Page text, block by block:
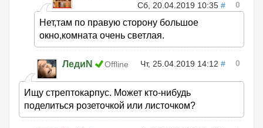
Сб, 20.04.2019 10:35 # 0
Нет,там по правую сторону большое
окно,комната очень светлая.
ЛедиN Offline Чт, 25.04.2019 14:12 # 0
Ищу стрептокарпус. Может кто-нибудь
поделиться розеточкой или листочком?